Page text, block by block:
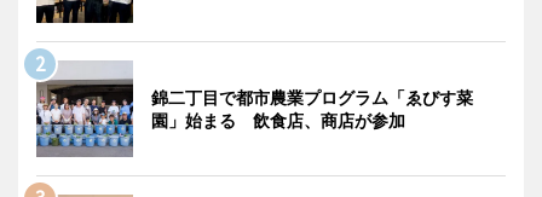
錦二丁目で都市農業プログラム「ゑびす菜
園」始まる 飲食店、商店が参加